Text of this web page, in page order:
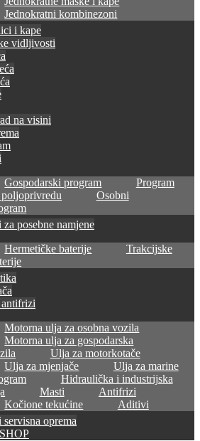
Jednokratni kombinezoni
i kape
vidljivosti
na visini
Gospodarski program
Program
poljoprivredu
Osobni
posebne namjene
Hermetičke baterije
Trakcijske
Motorna ulja za osobna vozila
Motorna ulja za gospodarska
Ulja za motorkotače
Ulja za mjenjače
Ulja za marine
Hidraulička i industrijska
Masti
Antifrizi
Kočione tekućine
Aditivi
oprema